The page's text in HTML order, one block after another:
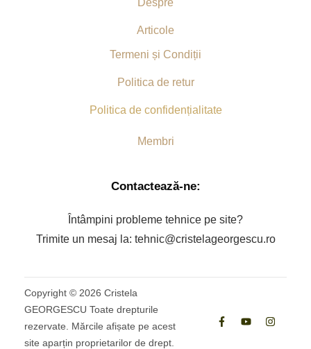
Despre
Articole
Termeni și Condiții
Politica de retur
Politica de confidențialitate
Membri
Contactează-ne:
Întâmpini probleme tehnice pe site?
Trimite un mesaj la: tehnic@cristelageorgescu.ro
Copyright © 2026 Cristela
GEORGESCU Toate drepturile
rezervate. Mărcile afișate pe acest
site aparțin proprietarilor de drept.